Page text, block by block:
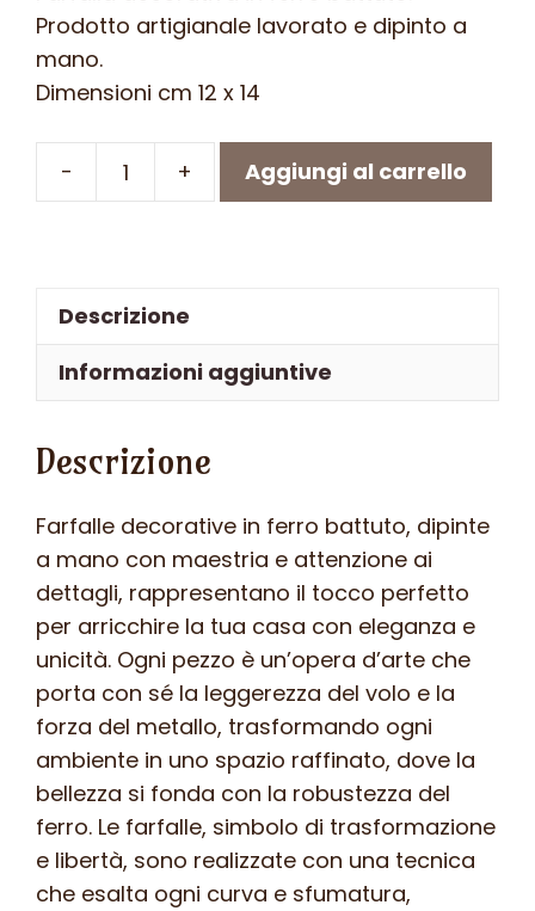
Prodotto artigianale lavorato e dipinto a
mano.
Dimensioni cm 12 x 14
-
Farfalla
ART
F
Colore
n.26
quantità
+ Aggiungi al carrello
Descrizione
Informazioni aggiuntive
Descrizione
Farfalle decorative in ferro battuto, dipinte
a mano con maestria e attenzione ai
dettagli, rappresentano il tocco perfetto
per arricchire la tua casa con eleganza e
unicità. Ogni pezzo è un’opera d’arte che
porta con sé la leggerezza del volo e la
forza del metallo, trasformando ogni
ambiente in uno spazio raffinato, dove la
bellezza si fonda con la robustezza del
ferro. Le farfalle, simbolo di trasformazione
e libertà, sono realizzate con una tecnica
che esalta ogni curva e sfumatura,